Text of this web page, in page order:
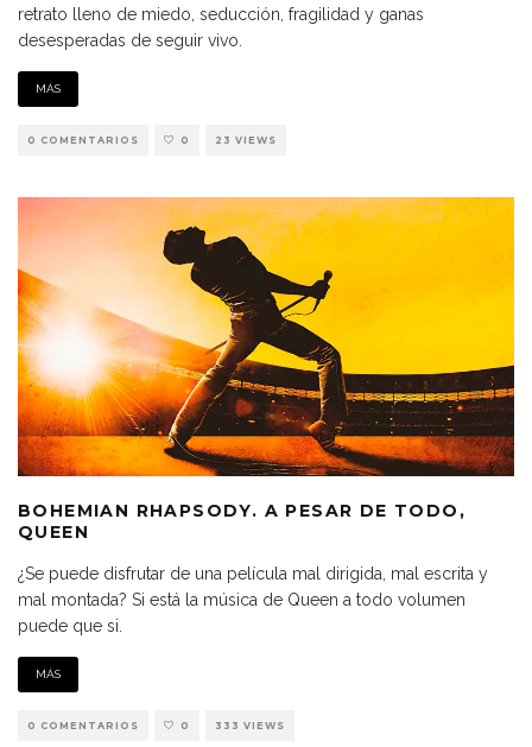
retrato lleno de miedo, seducción, fragilidad y ganas
desesperadas de seguir vivo.
MÁS
0 COMENTARIOS 0 23 VIEWS
BOHEMIAN RHAPSODY. A PESAR DE TODO,
QUEEN
¿Se puede disfrutar de una película mal dirigida, mal escrita y
mal montada? Si está la música de Queen a todo volumen
puede que si.
MÁS
0 COMENTARIOS 0 333 VIEWS